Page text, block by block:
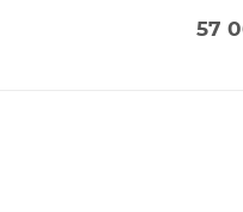
57